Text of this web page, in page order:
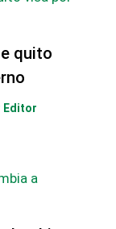
quito
Editor